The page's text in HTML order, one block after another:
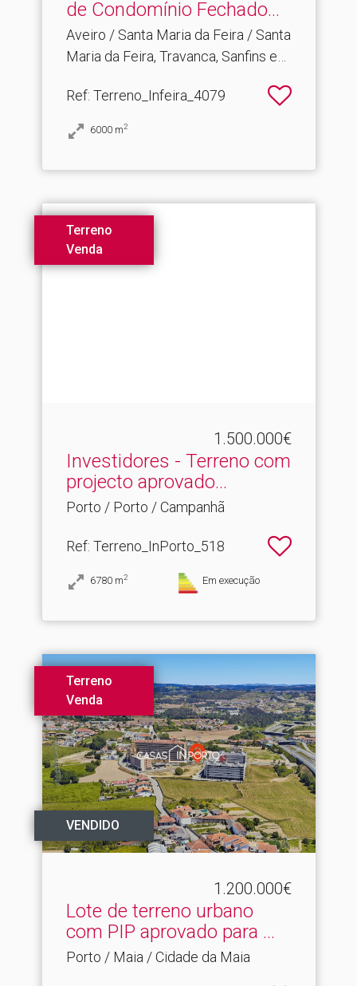
de Condomínio Fechado.​..
Aveiro / Santa Maria da Feira / Santa
Maria da Feira, Travanca, Sanfins e
Ref: Terreno_Infeira_4079
6000 m2
Terreno
Venda
1.500.000€
Investidores - Terreno com
projecto aprovado.​..
Porto / Porto / Campanhã
Ref: Terreno_InPorto_518
6780 m2 Em execução
Terreno
Venda
VENDIDO
1.200.000€
Lote de terreno urbano
com PIP aprovado para .​..
Porto / Maia / Cidade da Maia